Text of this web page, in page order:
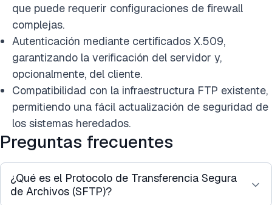
que puede requerir configuraciones de firewall
complejas.
Autenticación mediante certificados X.509,
garantizando la verificación del servidor y,
opcionalmente, del cliente.
Compatibilidad con la infraestructura FTP existente,
permitiendo una fácil actualización de seguridad de
los sistemas heredados.
Preguntas frecuentes
¿Qué es el Protocolo de Transferencia Segura
de Archivos (SFTP)?